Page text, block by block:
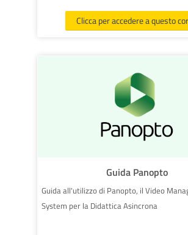
Clicca per accedere a questo
Guida Panopto
Guida all'utilizzo di Panopto, il Video
System per la Didattica Asincrona